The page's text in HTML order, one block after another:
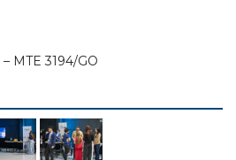
MTE 3194/GO